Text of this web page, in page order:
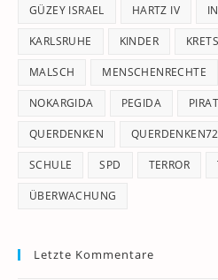
GÜZEY ISRAEL HARTZ IV
KARLSRUHE KINDER
MALSCH MENSCHENRECHTE
NOKARGIDA PEGIDA
QUERDENKEN
SCHULE SPD TERROR
ÜBERWACHUNG
Letzte Kommentare